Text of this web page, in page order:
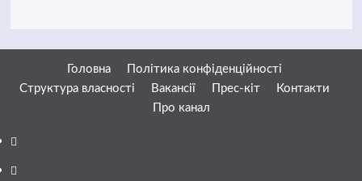
Головна
Політика конфіденційності
Структура власності
Вакансії Прес-кіт
Контакти
Про канал
Facebook
YouTube